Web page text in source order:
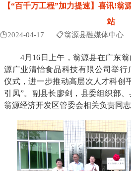
【“百千万工程”加力提速】喜讯!翁
站
🕒2024-04-17 📋翁源县融媒体中心
4月16日上午，翁源县在广东翁
源广业清怡食品科技有限公司举
仪式，进一步推动高层次人才科创
引凤”。副县长廖剑，县委组织部、
翁源经济开发区管委会相关负责同志